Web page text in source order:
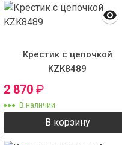
Крестик с цепочкой
KZK8489
2 870 ₽
В наличии
В корзину